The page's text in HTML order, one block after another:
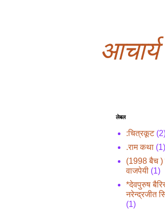
लेबल
:चित्रकूट
.राम कथा (1)
(1998 बैच )
वाजपेयी (1)
*देवपुरुष
नरेन्द्रजीत
(1)